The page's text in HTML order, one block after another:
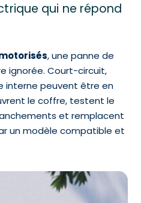
qui ne répond
, une panne de
ignorée. Court-circuit,
interne peuvent être en
le coffre, testent le
et remplacent
un modèle compatible et